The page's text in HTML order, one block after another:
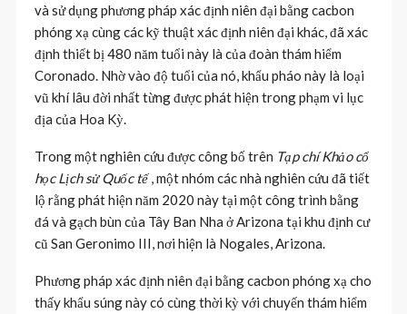
và sử dụng phương pháp xác định niên đại bằng cacbon
phóng xạ cùng các kỹ thuật xác định niên đại khác, đã xác
định thiết bị 480 năm tuổi này là của đoàn thám hiểm
Coronado. Nhờ vào độ tuổi của nó, khẩu pháo này là loại
vũ khí lâu đời nhất từng được phát hiện trong phạm vi lục
địa của Hoa Kỳ.
Trong một nghiên cứu được công bố trên Tạp chí Khảo cổ
học Lịch sử Quốc tế, một nhóm các nhà nghiên cứu đã tiết
lộ rằng phát hiện năm 2020 này tại một công trình bằng
đá và gạch bùn của Tây Ban Nha ở Arizona tại khu định cư
cũ San Geronimo III, nơi hiện là Nogales, Arizona.
Phương pháp xác định niên đại bằng cacbon phóng xạ cho
thấy khẩu súng này có cùng thời kỳ với chuyến thám hiểm